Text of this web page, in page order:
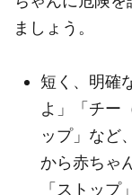
ましょう。
短く、明確
よ」「チー
ップ」など
から赤ちゃ
「ストッ